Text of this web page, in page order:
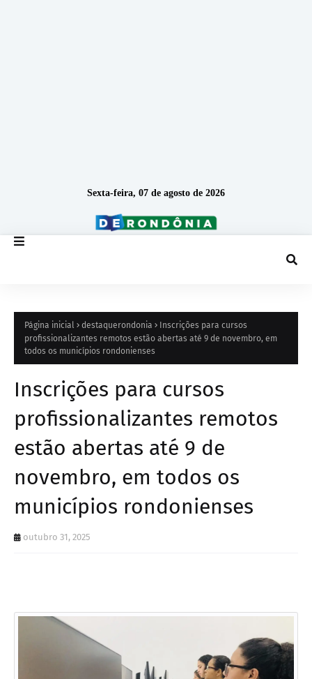
Sexta-feira, 07 de agosto de 2026
Página inicial destaquerondonia
Inscrições para cursos
profissionalizantes remotos estão abertas até 9 de novembro, em
todos os municípios rondonienses
Inscrições para cursos
profissionalizantes remotos
estão abertas até 9 de
novembro, em todos os
municípios rondonienses
outubro 31, 2025